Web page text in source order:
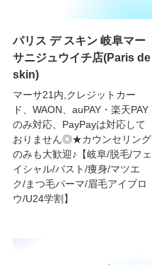
パリス デ スキン 岐阜マー
サニジュウイチ店(Paris de
skin)
マーサ21内,クレジットカー
ド、WAON、auPAY・楽天PAY
のみ対応、PayPayは対応して
おりません◎★カウンセリング
のみも大歓迎♪【岐阜/脱毛/フェ
イシャル/バスト/痩身/マツエ
ク/まつ毛パーマ/眉毛アイブロ
ウ/U24学割】